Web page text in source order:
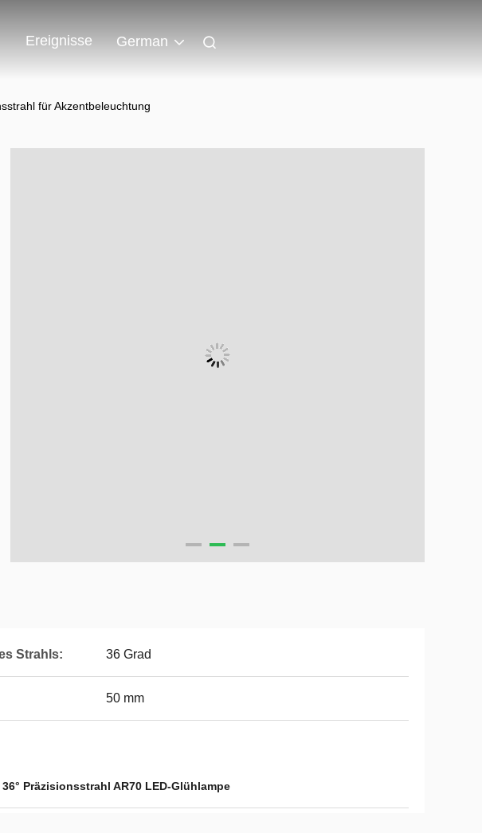
Ereignisse German
für Akzentbeleuchtung
Strahls: 36 Grad
50 mm
36° Präzisionsstrahl AR70 LED-Glühlampe